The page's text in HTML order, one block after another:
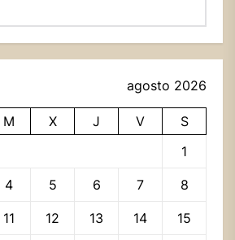
agosto 2026
M X J V
S
1
4 5 6 7 8
11 12 13 14 15